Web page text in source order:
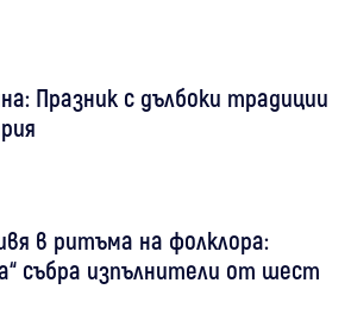
Празник с дълбоки традиции
в ритъма на фолклора:
събра изпълнители от шест